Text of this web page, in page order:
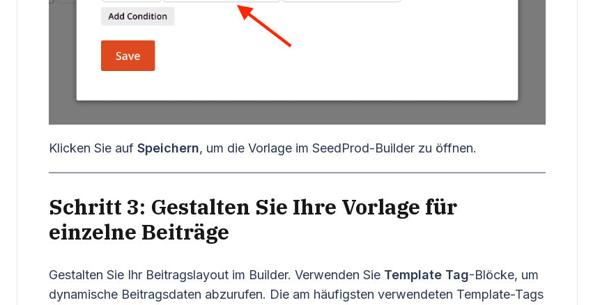
Klicken Sie auf Speichern, um die Vorlage im SeedProd-Builder zu öffnen.
Schritt 3: Gestalten Sie Ihre Vorlage für
einzelne Beiträge
Gestalten Sie Ihr Beitragslayout im Builder. Verwenden Sie Template Tag-Blöcke, um
dynamische Beitragsdaten abzurufen. Die am häufigsten verwendeten Template-Tags